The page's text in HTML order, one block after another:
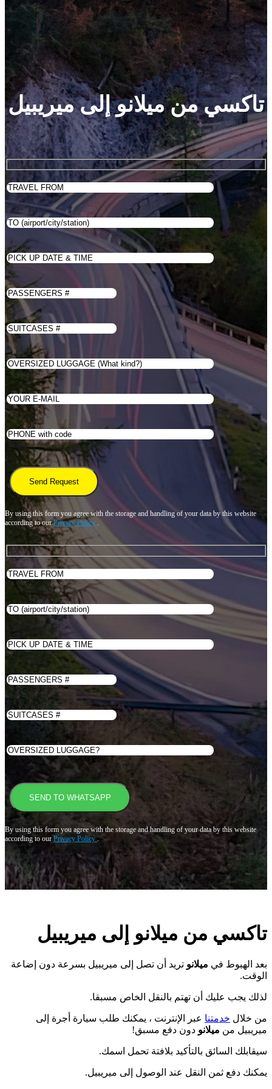
تاكسي من ميلانو إلى ميريبيل
By using this form you agree with the storage and handling of your data by this website
according to ourPrivacy Policy .
By using this form you agree with the storage and handling of your data by this website
according to ourPrivacy Policy.
تاكسي من ميلانو إلى ميريبيل
بعد الهبوط في ميلانو تريد أن تصل إلى ميريبيل بسرعة دون إضاعة
الوقت.
لذلك يجب عليك أن تهتم بالنقل الخاص مسبقا.
من خلال خدمتنا عبر الإنترنت ، يمكنك طلب سيارة أجرة إلى
ميريبيل من ميلانو دون دفع مسبق!
سيقابلك السائق بالتأكيد بلافتة تحمل اسمك.
يمكنك دفع ثمن النقل عند الوصول إلى ميريبيل.